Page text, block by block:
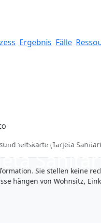
Ergebnis Fälle
(Tarjeta
Sie stellen keine
hängen von Wohnsitz,